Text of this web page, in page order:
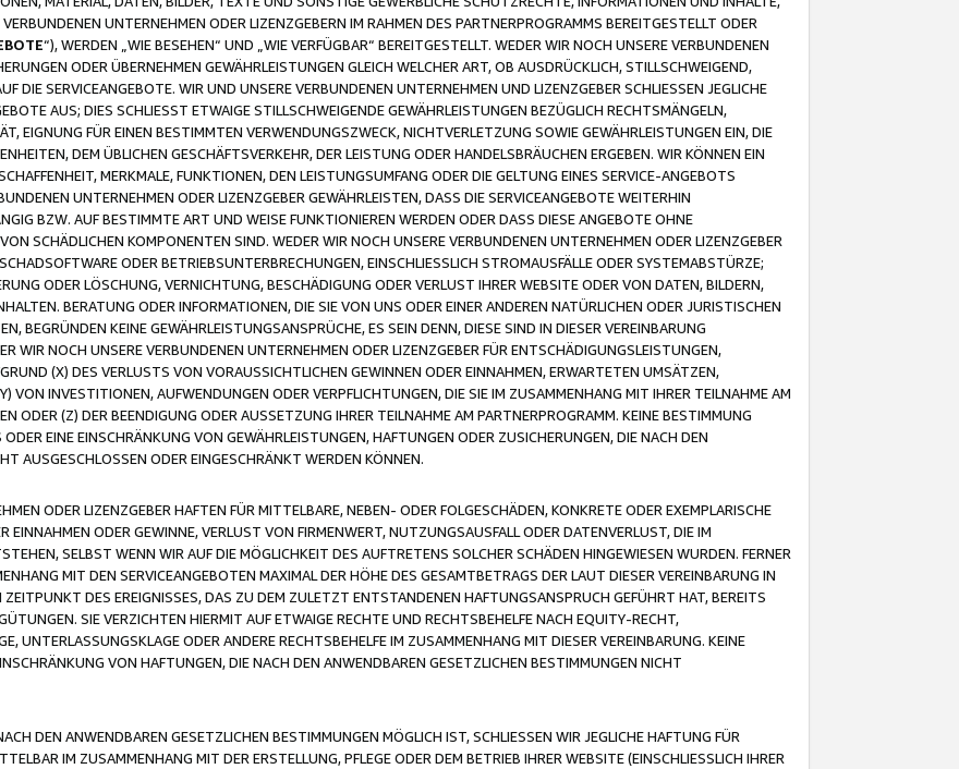
UNTERNEHMEN ODER LIZENZGEBERN IM RAHMEN DES PARTNERPROGRAMMS BEREITGESTELLT ODER
“), WERDEN „WIE BESEHEN“ UND „WIE VERFÜGBAR“ BEREITGESTELLT. WEDER WIR NOCH UNSERE VERBUNDENEN
ODER ÜBERNEHMEN GEWÄHRLEISTUNGEN GLEICH WELCHER ART, OB AUSDRÜCKLICH, STILLSCHWEIGEND,
DIE SERVICEANGEBOTE. WIR UND UNSERE VERBUNDENEN UNTERNEHMEN UND LIZENZGEBER SCHLIESSEN JEGLICHE
AUS; DIES SCHLIESST ETWAIGE STILLSCHWEIGENDE GEWÄHRLEISTUNGEN BEZÜGLICH RECHTSMÄNGELN,
EIGNUNG FÜR EINEN BESTIMMTEN VERWENDUNGSZWECK, NICHTVERLETZUNG SOWIE GEWÄHRLEISTUNGEN EIN, DIE
DEM ÜBLICHEN GESCHÄFTSVERKEHR, DER LEISTUNG ODER HANDELSBRÄUCHEN ERGEBEN. WIR KÖNNEN EIN
MERKMALE, FUNKTIONEN, DEN LEISTUNGSUMFANG ODER DIE GELTUNG EINES SERVICE-ANGEBOTS
UNTERNEHMEN ODER LIZENZGEBER GEWÄHRLEISTEN, DASS DIE SERVICEANGEBOTE WEITERHIN
BZW. AUF BESTIMMTE ART UND WEISE FUNKTIONIEREN WERDEN ODER DASS DIESE ANGEBOTE OHNE
SCHÄDLICHEN KOMPONENTEN SIND. WEDER WIR NOCH UNSERE VERBUNDENEN UNTERNEHMEN ODER LIZENZGEBER
ODER BETRIEBSUNTERBRECHUNGEN, EINSCHLIESSLICH STROMAUSFÄLLE ODER SYSTEMABSTÜRZE;
ODER LÖSCHUNG, VERNICHTUNG, BESCHÄDIGUNG ODER VERLUST IHRER WEBSITE ODER VON DATEN, BILDERN,
BERATUNG ODER INFORMATIONEN, DIE SIE VON UNS ODER EINER ANDEREN NATÜRLICHEN ODER JURISTISCHEN
BEGRÜNDEN KEINE GEWÄHRLEISTUNGSANSPRÜCHE, ES SEIN DENN, DIESE SIND IN DIESER VEREINBARUNG
WIR NOCH UNSERE VERBUNDENEN UNTERNEHMEN ODER LIZENZGEBER FÜR ENTSCHÄDIGUNGSLEISTUNGEN,
(X) DES VERLUSTS VON VORAUSSICHTLICHEN GEWINNEN ODER EINNAHMEN, ERWARTETEN UMSÄTZEN,
VON INVESTITIONEN, AUFWENDUNGEN ODER VERPFLICHTUNGEN, DIE SIE IM ZUSAMMENHANG MIT IHRER TEILNAHME AM
ODER (Z) DER BEENDIGUNG ODER AUSSETZUNG IHRER TEILNAHME AM PARTNERPROGRAMM. KEINE BESTIMMUNG
EINE EINSCHRÄNKUNG VON GEWÄHRLEISTUNGEN, HAFTUNGEN ODER ZUSICHERUNGEN, DIE NACH DEN
AUSGESCHLOSSEN ODER EINGESCHRÄNKT WERDEN KÖNNEN.
ODER LIZENZGEBER HAFTEN FÜR MITTELBARE, NEBEN- ODER FOLGESCHÄDEN, KONKRETE ODER EXEMPLARISCHE
EINNAHMEN ODER GEWINNE, VERLUST VON FIRMENWERT, NUTZUNGSAUSFALL ODER DATENVERLUST, DIE IM
SELBST WENN WIR AUF DIE MÖGLICHKEIT DES AUFTRETENS SOLCHER SCHÄDEN HINGEWIESEN WURDEN. FERNER
MIT DEN SERVICEANGEBOTEN MAXIMAL DER HÖHE DES GESAMTBETRAGS DER LAUT DIESER VEREINBARUNG IN
DES EREIGNISSES, DAS ZU DEM ZULETZT ENTSTANDENEN HAFTUNGSANSPRUCH GEFÜHRT HAT, BEREITS
SIE VERZICHTEN HIERMIT AUF ETWAIGE RECHTE UND RECHTSBEHELFE NACH EQUITY-RECHT,
UNTERLASSUNGSKLAGE ODER ANDERE RECHTSBEHELFE IM ZUSAMMENHANG MIT DIESER VEREINBARUNG. KEINE
VON HAFTUNGEN, DIE NACH DEN ANWENDBAREN GESETZLICHEN BESTIMMUNGEN NICHT
DEN ANWENDBAREN GESETZLICHEN BESTIMMUNGEN MÖGLICH IST, SCHLIESSEN WIR JEGLICHE HAFTUNG FÜR
IM ZUSAMMENHANG MIT DER ERSTELLUNG, PFLEGE ODER DEM BETRIEB IHRER WEBSITE (EINSCHLIESSLICH IHRER